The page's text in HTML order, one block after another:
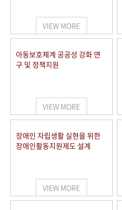
VIEW MORE
아동보호체계 공공성 강화 연
구 및 정책지원
VIEW MORE
장애인 자립생활 실현을 위한
장애인활동지원제도 설계
VIEW MORE